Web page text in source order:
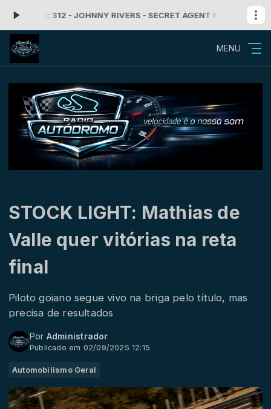
312 - JOHNNY RIVERS - SECRET AGENT MANRock'n Roll com
MENU
STOCK LIGHT: Mathias de
Valle quer vitórias na reta
final
Piloto goiano segue vivo na briga pelo título, mas
precisa de resultados
Por Administrador
Publicado em 02/09/2025 12:15
Automobilismo Geral